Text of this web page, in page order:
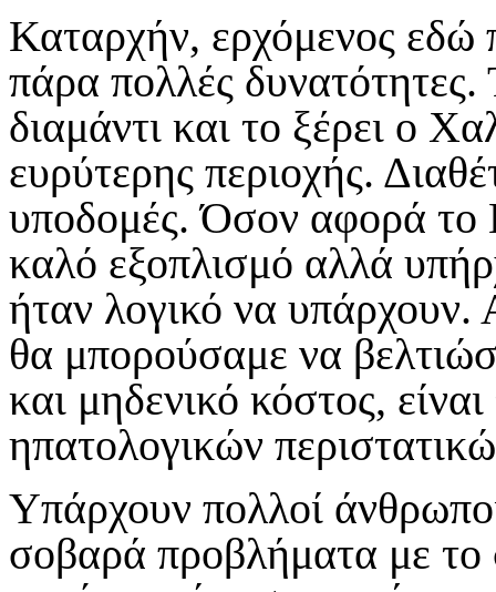
Καταρχήν, ερχόμενος εδώ
πάρα πολλές
διαμάντι και το ξέρει ο
ευρύτερης περιοχής.
υποδομές. Όσον αφορά το
καλό εξοπλισμό αλλά
ήταν λογικό να υπάρχουν.
θα μπορούσαμε να
και μηδενικό κόστος,
ηπατολογικών
Υπάρχουν πολλοί
σοβαρά προβλήματα με